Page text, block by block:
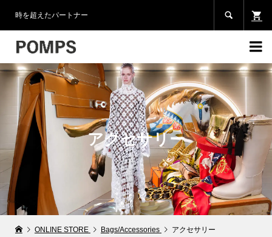
時を超えたパートナー 

アクセサリー
ONLINE STORE Bags/Accessories アクセサリー